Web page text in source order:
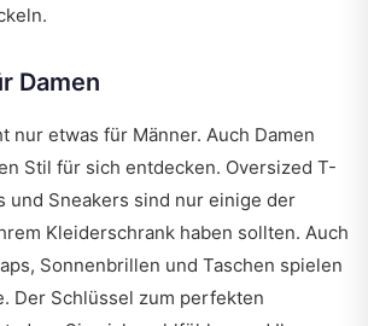
Damen
nur etwas für Männer. Auch Damen
Stil für sich entdecken. Oversized T-
und Sneakers sind nur einige der
Kleiderschrank haben sollten. Auch
Sonnenbrillen und Taschen spielen
Der Schlüssel zum perfekten